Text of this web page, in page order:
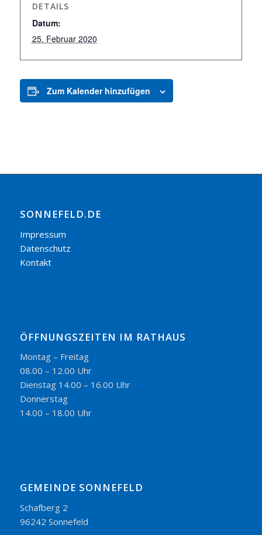
DETAILS
Datum:
25. Februar 2020
Zum Kalender hinzufügen
SONNEFELD.DE
Impressum
Datenschutz
Kontakt
ÖFFNUNGSZEITEN IM RATHAUS
Montag – Freitag
08.00 – 12.00 Uhr
Dienstag 14.00 – 16.00 Uhr
Donnerstag
14.00 – 18.00 Uhr
GEMEINDE SONNEFELD
Schafberg 2
96242 Sonnefeld